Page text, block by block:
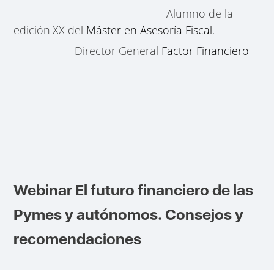
Alumno de la
edición XX del Máster en Asesoría Fiscal.
Director General Factor Financiero
Webinar El futuro financiero de las
Pymes y autónomos. Consejos y
recomendaciones